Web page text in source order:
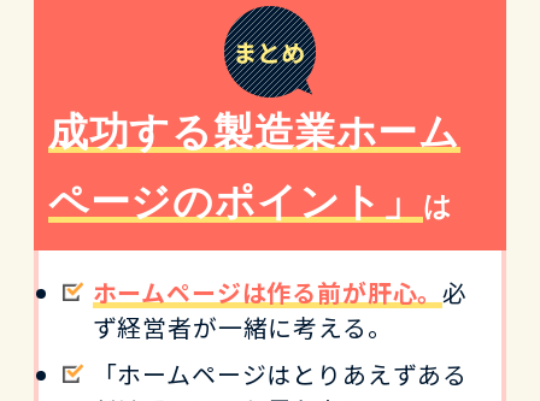
成功する製造業ホーム
ページのポイント」
は
ホームページは作る前が肝心。必
ず経営者が一緒に考える。
「ホームページはとりあえずある